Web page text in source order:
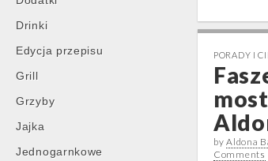
Drinki
Edycja przepisu
Grill
Grzyby
Jajka
Jednogarnkowe
PORADY I
byAldona
Comments